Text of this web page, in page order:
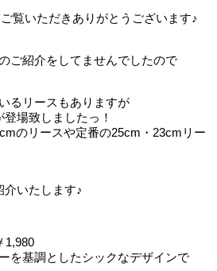
覧いただきありがとうございます♪
ご紹介をしてませんでしたので
るリースもありますが
場致しましたっ！
のリースや定番の25cm・23cmリー
いたします♪
を基調としたシックなデザインで